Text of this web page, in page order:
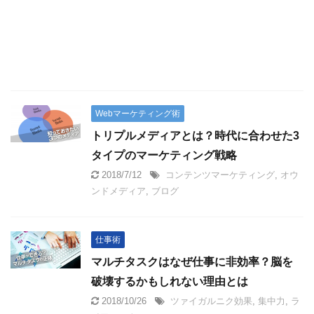
Webマーケティング術
トリプルメディアとは？時代に合わせた3
タイプのマーケティング戦略
2018/7/12 コンテンツマーケティング, オウ
ンドメディア, ブログ
仕事術
マルチタスクはなぜ仕事に非効率？脳を
破壊するかもしれない理由とは
2018/10/26 ツァイガルニク効果, 集中力 , ラ